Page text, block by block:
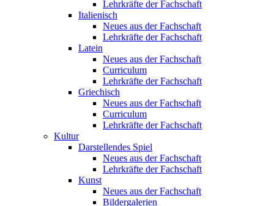
Lehrkräfte der Fachschaft
Italienisch
Neues aus der Fachschaft
Lehrkräfte der Fachschaft
Latein
Neues aus der Fachschaft
Curriculum
Lehrkräfte der Fachschaft
Griechisch
Neues aus der Fachschaft
Curriculum
Lehrkräfte der Fachschaft
Kultur
Darstellendes Spiel
Neues aus der Fachschaft
Lehrkräfte der Fachschaft
Kunst
Neues aus der Fachschaft
Bildergalerien